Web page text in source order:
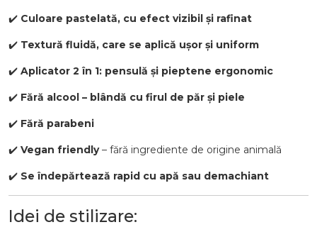
✔️ Culoare pastelată, cu efect vizibil și rafinat
✔️ Textură fluidă, care se aplică ușor și uniform
✔️ Aplicator 2 în 1: pensulă și pieptene ergonomic
✔️ Fără alcool – blândă cu firul de păr și piele
✔️ Fără parabeni
✔️ Vegan friendly– fără ingrediente de origine animală
✔️ Se îndepărtează rapid cu apă sau demachiant
Idei de stilizare: